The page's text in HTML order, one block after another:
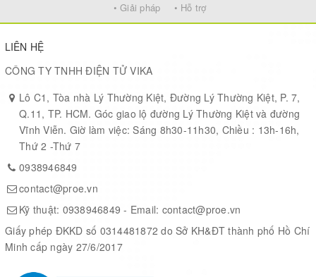
***Tracking management of
***Water level monitoring
***Earth-rock
LoRa GPS tracker will soon even smaller as AcSiP has developed
S76G and S78G systems-in-package (SiP) that combine LoRa,
GPS and an MCU into a single 1.1 x 1.3cm package.
The two new modules are not listed on the company’s
• Giải pháp • Hỗ trợ
LIÊN HỆ
CÔNG TY TNHH ĐIỆN TỬ VIKA
Lô C1, Tòa nhà Lý Thường Kiệt, Đường Lý Thường Kiệt, P. 7,
Q.11, TP. HCM. Góc giao lộ đường Lý Thường Kiệt và đường
Vĩnh Viễn. Giờ làm việc: Sáng 8h30-11h30, Chiều : 13h-16h,
Thứ 2 -Thứ 7
0938946849
contact@proe.vn
Kỹ thuật: 0938946849 - Email: contact@proe.vn
Giấy phép ĐKKD số 0314481872 do Sở KH&ĐT thành phố Hồ Chí
Minh cấp ngày 27/6/2017